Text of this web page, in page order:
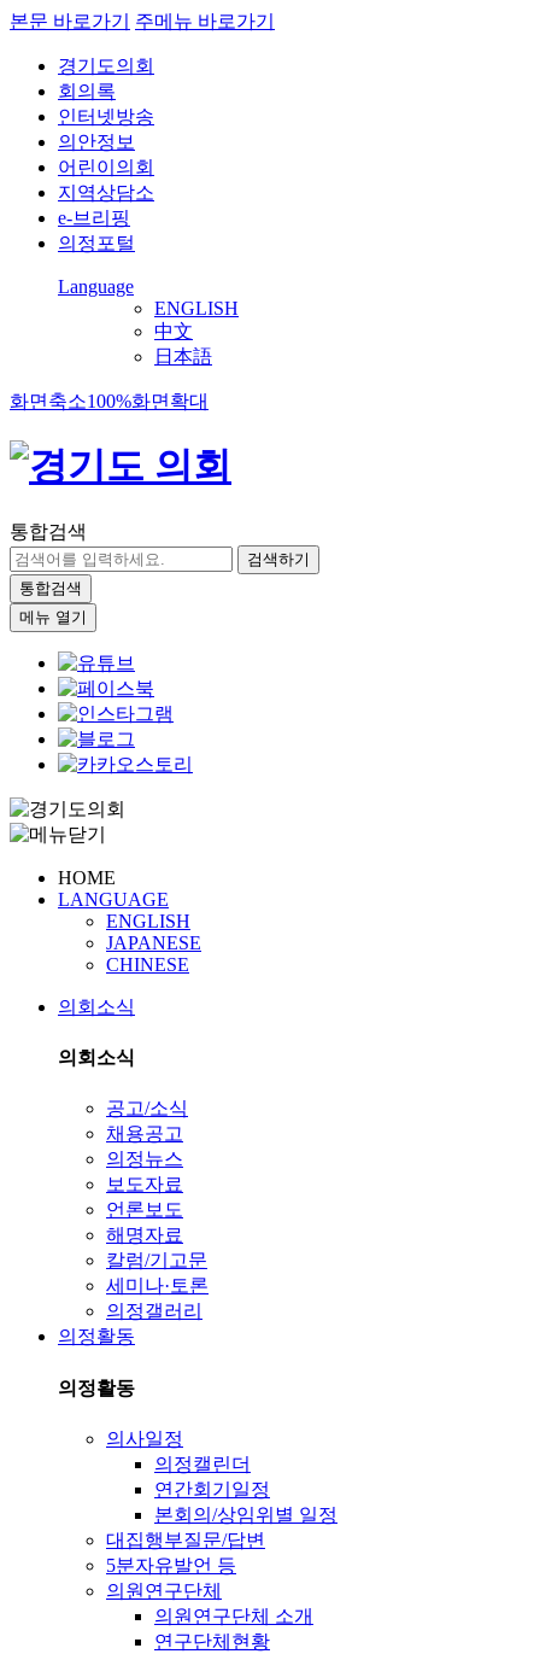
본문 바로가기 주메뉴 바로가기
경기도의회
회의록
인터넷방송
의안정보
어린이의회
지역상담소
e-브리핑
의정포털
Language
ENGLISH
中文
日本語
화면축소100%화면확대
통합검색
검색하기
통합검색
메뉴 열기
HOME
LANGUAGE
ENGLISH
JAPANESE
CHINESE
의회소식
의회소식
공고/소식
채용공고
의정뉴스
보도자료
언론보도
해명자료
칼럼/기고문
세미나·토론
의정갤러리
의정활동
의정활동
의사일정
의정캘린더
연간회기일정
본회의/상임위별 일정
대집행부질문/답변
5분자유발언 등
의원연구단체
의원연구단체 소개
연구단체현황